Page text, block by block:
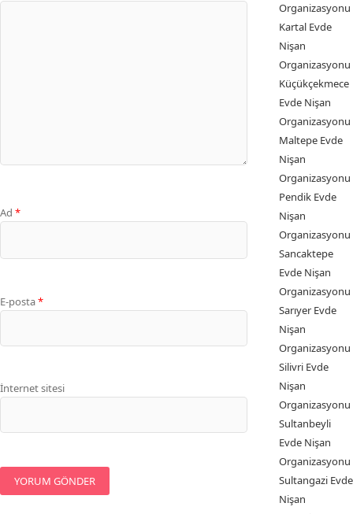
Ad *
E-posta*
İnternet sitesi
Organizasyonu
Kartal Evde
Nişan
Organizasyonu
Küçükçekmece
Evde Nişan
Organizasyonu
Maltepe Evde
Nişan
Organizasyonu
Pendik Evde
Nişan
Organizasyonu
Sancaktepe
Evde Nişan
Organizasyonu
Sarıyer Evde
Nişan
Organizasyonu
Silivri Evde
Nişan
Organizasyonu
Sultanbeyli
Evde Nişan
Organizasyonu
Sultangazi Evde
Nişan